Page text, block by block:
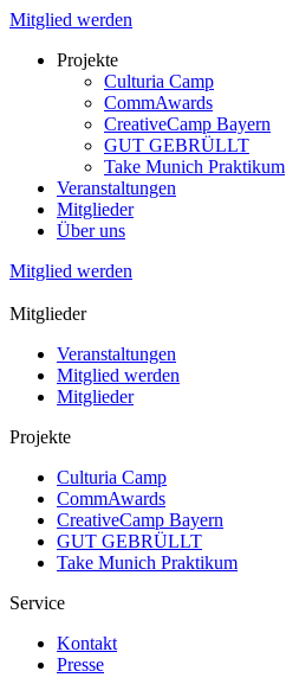
Mitglied werden
Projekte
Culturia Camp
CommAwards
CreativeCamp Bayern
GUT GEBRÜLLT
Take Munich Praktikum
Veranstaltungen
Mitglieder
Über uns
Mitglied werden
Mitglieder
Veranstaltungen
Mitglied werden
Mitglieder
Projekte
Culturia Camp
CommAwards
CreativeCamp Bayern
GUT GEBRÜLLT
Take Munich Praktikum
Service
Kontakt
Presse